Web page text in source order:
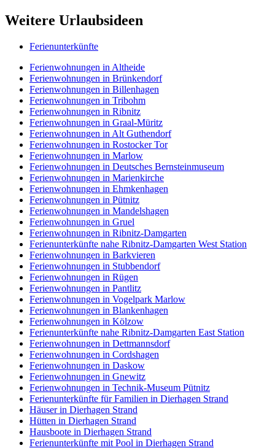
Weitere Urlaubsideen
Ferienunterkünfte
Ferienwohnungen in Altheide
Ferienwohnungen in Brünkendorf
Ferienwohnungen in Billenhagen
Ferienwohnungen in Tribohm
Ferienwohnungen in Ribnitz
Ferienwohnungen in Graal-Müritz
Ferienwohnungen in Alt Guthendorf
Ferienwohnungen in Rostocker Tor
Ferienwohnungen in Marlow
Ferienwohnungen in Deutsches Bernsteinmuseum
Ferienwohnungen in Marienkirche
Ferienwohnungen in Ehmkenhagen
Ferienwohnungen in Pütnitz
Ferienwohnungen in Mandelshagen
Ferienwohnungen in Gruel
Ferienwohnungen in Ribnitz-Damgarten
Ferienunterkünfte nahe Ribnitz-Damgarten West Station
Ferienwohnungen in Barkvieren
Ferienwohnungen in Stubbendorf
Ferienwohnungen in Rügen
Ferienwohnungen in Pantlitz
Ferienwohnungen in Vogelpark Marlow
Ferienwohnungen in Blankenhagen
Ferienwohnungen in Kölzow
Ferienunterkünfte nahe Ribnitz-Damgarten East Station
Ferienwohnungen in Dettmannsdorf
Ferienwohnungen in Cordshagen
Ferienwohnungen in Daskow
Ferienwohnungen in Gnewitz
Ferienwohnungen in Technik-Museum Pütnitz
Ferienunterkünfte für Familien in Dierhagen Strand
Häuser in Dierhagen Strand
Hütten in Dierhagen Strand
Hausboote in Dierhagen Strand
Ferienunterkünfte mit Pool in Dierhagen Strand